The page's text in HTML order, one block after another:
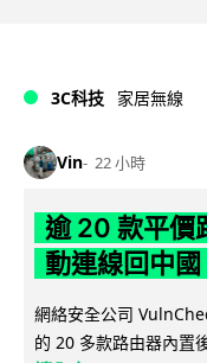
3C科技 家居無線
Vin 22 小時
逾 20 款平價
動連線回中
網絡安全公司
的 20 多款路由器內置